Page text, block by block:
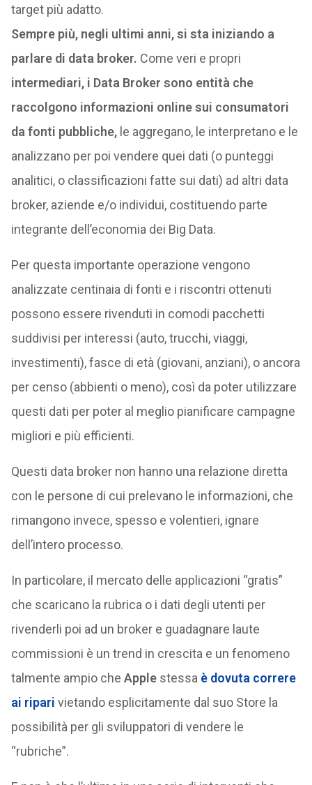
target più adatto.
Sempre più, negli ultimi anni, si sta iniziando a
parlare di data broker. Come veri e propri
intermediari, i Data Broker sono entità che
raccolgono informazioni online sui consumatori
da fonti pubbliche,le aggregano, le interpretano e le
analizzano per poi vendere quei dati (o punteggi
analitici, o classificazioni fatte sui dati) ad altri data
broker, aziende e/o individui, costituendo parte
integrante dell’economia dei Big Data.
Per questa importante operazione vengono
analizzate centinaia di fonti e i riscontri ottenuti
possono essere rivenduti in comodi pacchetti
suddivisi per interessi (auto, trucchi, viaggi,
investimenti), fasce di età (giovani, anziani), o ancora
per censo (abbienti o meno), così da poter utilizzare
questi dati per poter al meglio pianificare campagne
migliori e più efficienti.
Questi data broker non hanno una relazione diretta
con le persone di cui prelevano le informazioni, che
rimangono invece, spesso e volentieri, ignare
dell’intero processo.
In particolare, il mercato delle applicazioni “gratis”
che scaricano la rubrica o i dati degli utenti per
rivenderli poi ad un broker e guadagnare laute
commissioni è un trend in crescita e un fenomeno
talmente ampio che Applestessa è dovuta correre
ai ripari vietando esplicitamente dal suo Store la
possibilità per gli sviluppatori di vendere le
“rubriche”.